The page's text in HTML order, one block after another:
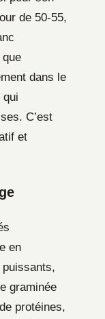
de 50-55,
dans le
qui
C’est
et
en
graminée
protéines,